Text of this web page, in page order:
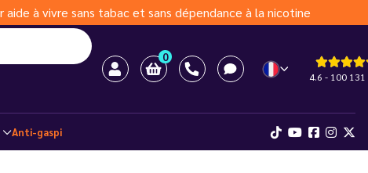
à vivre sans tabac et sans dépendance à la nicotine
0
4.6 - 100 131
Anti-gaspi